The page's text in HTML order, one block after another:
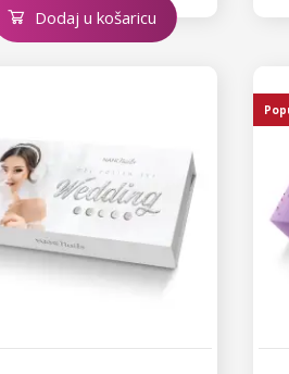
Dodaj u košaricu